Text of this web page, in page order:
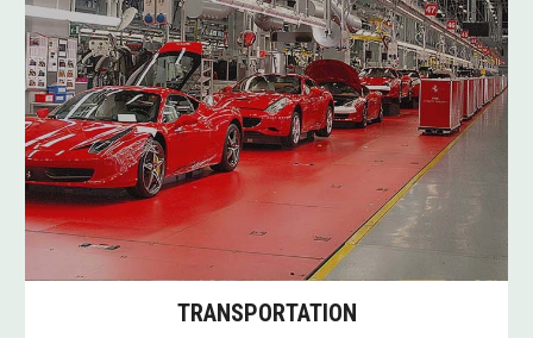
TRANSPORTATION